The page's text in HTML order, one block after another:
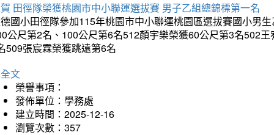
田徑隊榮獲桃園市中小聯運選拔賽 男子乙組總錦標第一名
國小田徑隊參加115年桃園市中小聯運桃園區選拔賽國小男
公尺第2名、100公尺第6名512顏宇樂榮獲60公尺第3名502
509張宸霖榮獲跳遠第6名
文
榮譽事項：
發佈單位：學務處
建立時間：2025-12-16
瀏覽次數：357